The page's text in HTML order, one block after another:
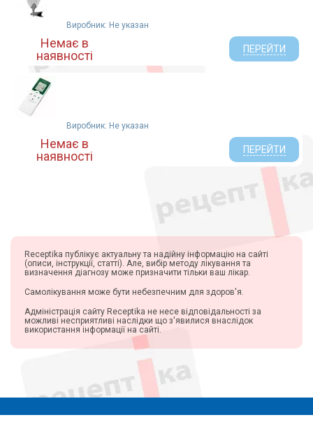
Виробник: Не указан
Немає в
наявності
ПЕРЕЙТИ
Виробник: Не указан
Немає в
наявності
ПЕРЕЙТИ
Receptika публікує актуальну та надійну інформацію на сайті
(описи, інструкції, статті). Але, вибір методу лікування та
визначення діагнозу може призначити тільки ваш лікар.
Самолікування може бути небезпечним для здоров'я.
Адміністрація сайту Receptika не несе відповідальності за
можливі несприятливі наслідки що з'явилися внаслідок
використання інформації на сайті.